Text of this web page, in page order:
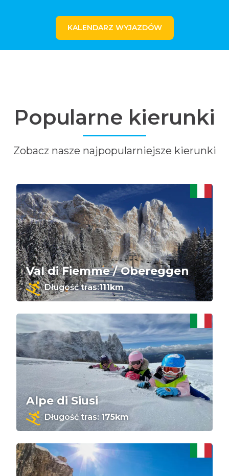
KALENDARZ WYJAZDÓW
Popularne kierunki
Zobacz nasze najpopularniejsze kierunki
Val di Fiemme / Obereggen
Długość tras:111km
Alpe di Siusi
Długość tras: 175km